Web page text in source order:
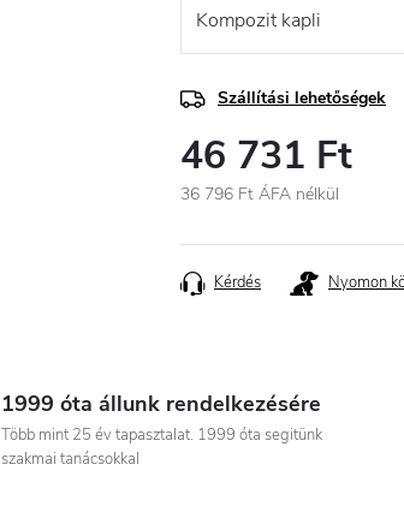
Szállítási lehetőségek
46 731 Ft
36 796 Ft ÁFA nélkül
Kérdés Nyomon
1999 óta állunk rendelkezésére
Több mint 25 év tapasztalat. 1999 óta segitünk
szakmai tanácsokkal